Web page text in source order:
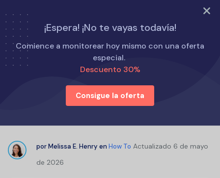
PRUEBA AHORA
¡Espera! ¡No te vayas todavía!
Comience a monitorear hoy mismo con una oferta
especial.
Descuento 30%
Consigue la oferta
Inicio
Cómo
¿Puedo ver si un usuario de Kik está chateando con otra
persona?
¿Puedo ver si un usuario de Kik
porMelissa E. Henry en How To Actualizado 6 de mayo
de 2026